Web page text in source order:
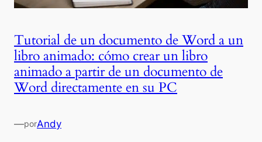
Tutorial de un documento de Word a un
libro animado: cómo crear un libro
animado a partir de un documento de
Word directamente en su PC
—porAndy